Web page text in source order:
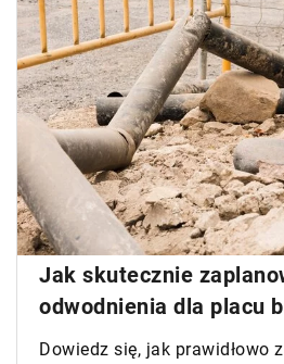
Jak skutecznie
odwodnienia dla placu
Dowiedz się, jak prawidłowo